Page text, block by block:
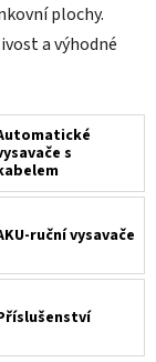
plochy.
a výhodné
s
ruční vysavače